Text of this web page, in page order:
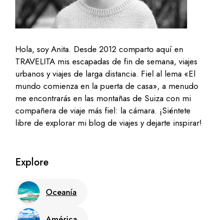
Hola, soy Anita. Desde 2012 comparto aquí en
TRAVELITA mis escapadas de fin de semana, viajes
urbanos y viajes de larga distancia. Fiel al lema «El
mundo comienza en la puerta de casa», a menudo
me encontrarás en las montañas de Suiza con mi
compañera de viaje más fiel: la cámara. ¡Siéntete
libre de explorar mi blog de viajes y dejarte inspirar!
Explore
Oceanía